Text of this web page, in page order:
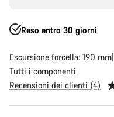
Reso entro 30 giorni
Escursione forcella: 190 mm
Tutti i componenti
Recensioni dei clienti (4)